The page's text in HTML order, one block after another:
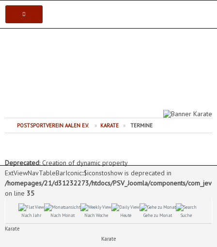
POSTSPORTVEREIN AALEN E.V. » KARATE » TERMINE
Deprecated: Creation of dynamic property
ExtViewNavTableBarIconic::$iconstoshow is deprecated in
/homepages/21/d31232273/htdocs/PSV_Joomla/components/
on line 35
Nach Jahr Nach Monat Nach Woche Heute Gehe zu Monat Suche
Karate
Karate